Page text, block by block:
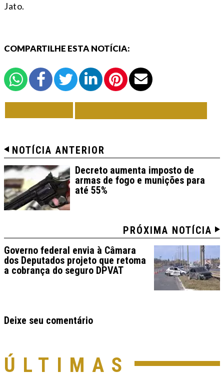
Jato.
COMPARTILHE ESTA NOTÍCIA:
NOTÍCIA ANTERIOR
Decreto aumenta imposto de
armas de fogo e munições para
até 55%
PRÓXIMA NOTÍCIA
Governo federal envia à Câmara
dos Deputados projeto que retoma
a cobrança do seguro DPVAT
Deixe seu comentário
ÚLTIMAS